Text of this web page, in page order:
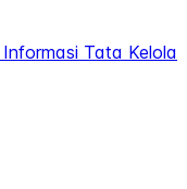
Informasi Tata Kelola